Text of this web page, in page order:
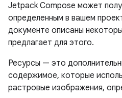
Jetpack Compose может
определенным в вашем
документе описаны
предлагает для этого.
Ресурсы — это
содержимое, которые
растровые изображения,